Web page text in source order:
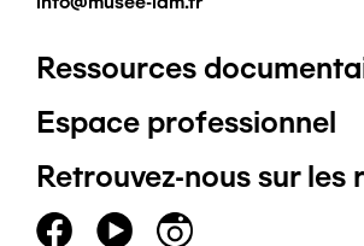
Pied
de
page
Ressources
Espace professionnel
Retrouvez-nous sur les